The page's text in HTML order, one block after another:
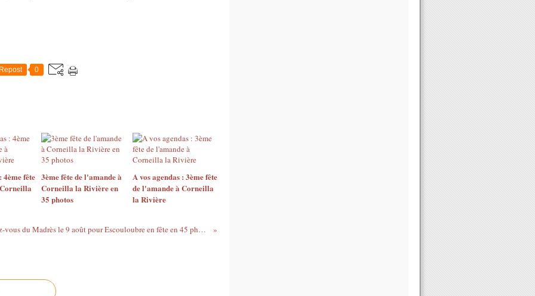
Repost 0
4ème fête 3ème fête de l'amande à
Corneilla la Rivière en
35 photos
A vos agendas : 3ème fête
de l'amande à Corneilla
la Rivière
Le rendez-vous du Madrès le 9 août pour Escouloubre en fête en 45 photos